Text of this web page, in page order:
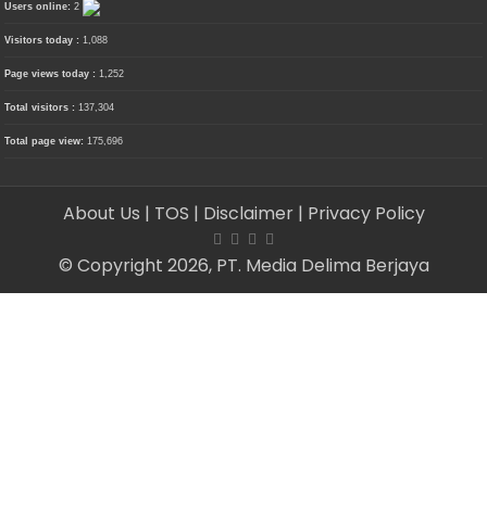
Users online:2
Visitors today :1,088
Page views today :1,252
Total visitors :137,304
Total page view:175,696
About Us | TOS | Disclaimer | Privacy Policy
© Copyright 2026, PT. Media Delima Berjaya